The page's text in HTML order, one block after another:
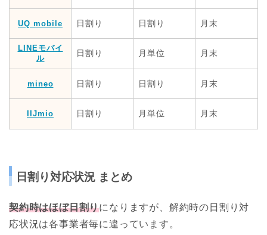
UQ mobile 日割り 日割り 月末
LINEモバイ
ル
日割り 月単位 月末
mineo 日割り 日割り 月末
IIJmio 日割り 月単位 月末
日割り対応状況 まとめ
契約時はほぼ日割りになりますが、解約時の日割り対
応状況は各事業者毎に違っています。